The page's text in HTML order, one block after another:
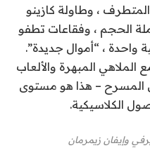
، وطاولة كازينو
الحجم ، وفقاعات تطفو
، “أموال جديدة”.
الملاهي المبهرة والألعاب
المسرح – هذا هو مستوى
الكلاسيكية.
وإيفان زيمرمان